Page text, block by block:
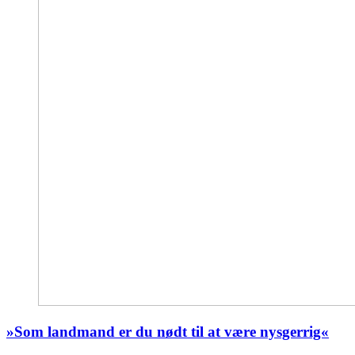
»Som landmand er du nødt til at være nysgerrig«